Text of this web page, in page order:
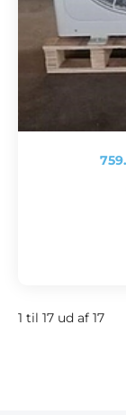
759.
1 til 17 ud af 17